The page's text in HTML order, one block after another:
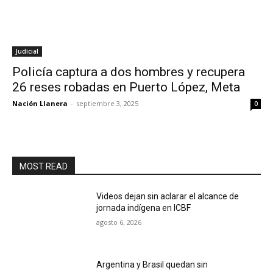
Judicial
Policía captura a dos hombres y recupera
26 reses robadas en Puerto López, Meta
Nación Llanera - septiembre 3, 2025 0
MOST READ
Videos dejan sin aclarar el alcance de
jornada indígena en ICBF
agosto 6, 2026
Argentina y Brasil quedan sin